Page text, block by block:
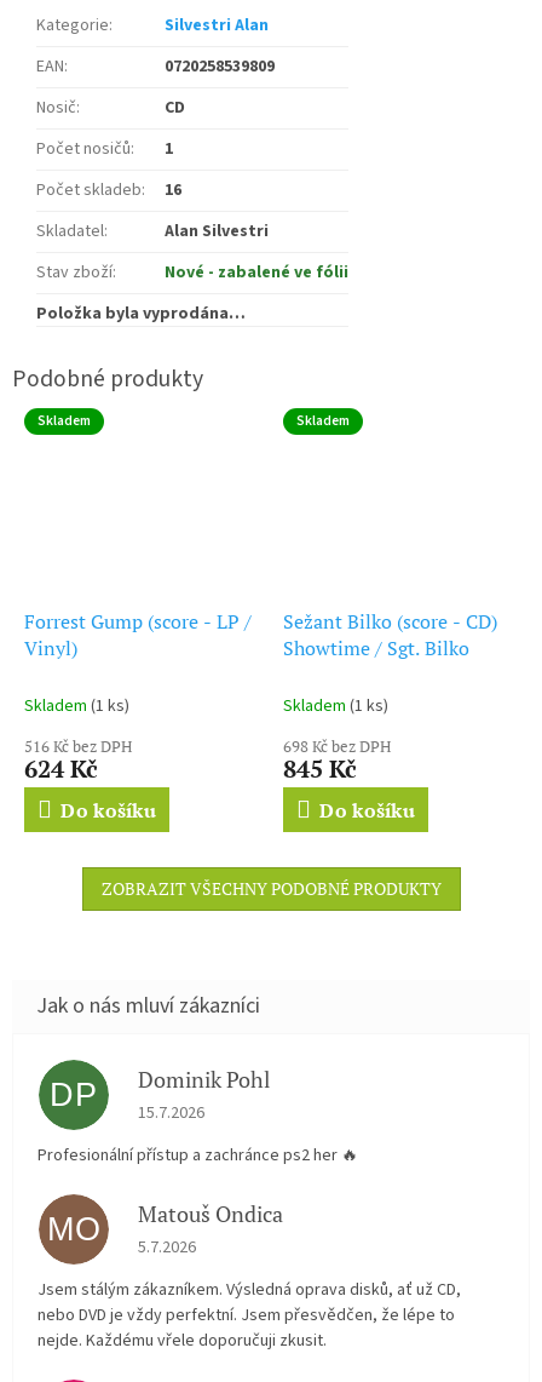
Kategorie:
Silvestri Alan
EAN:
0720258539809
Nosič:
CD
Počet nosičů:
1
Počet skladeb:
16
Skladatel:
Alan Silvestri
Stav zboží:
Nové - zabalené ve fólii
Položka byla vyprodána…
Skladem
Forrest Gump (score - LP /
Vinyl)
Skladem (1 ks)
516 Kč bez DPH
624 Kč
Do košíku
Skladem
Sežant Bilko (score - CD)
Showtime / Sgt. Bilko
Skladem (1 ks)
698 Kč bez DPH
845 Kč
Do košíku
ZOBRAZIT VŠECHNY PODOBNÉ PRODUKTY
DP Dominik Pohl
Hodnocení obchodu je 5 z 5 hvězdiček.
15.7.2026
Profesionální přístup a zachránce ps2 her 🔥
MO Matouš Ondica
Hodnocení obchodu je 5 z 5 hvězdiček.
5.7.2026
Jsem stálým zákazníkem. Výsledná oprava disků, ať už CD,
nebo DVD je vždy perfektní. Jsem přesvědčen, že lépe to
nejde. Každému vřele doporučuji zkusit.